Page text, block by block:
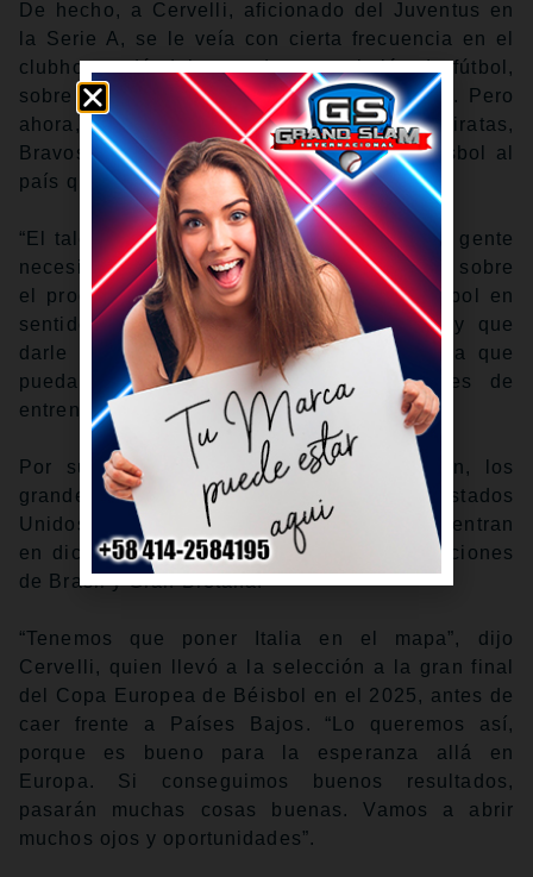
De hecho, a Cervelli, aficionado del Juventus en
la Serie A, se le veía con cierta frecuencia en el
clubhouse dándole patadas a un balón de fútbol,
sobre todo en sus tiempos con los Yankees. Pero
ahora, el exreceptor de los Yankees, Piratas,
Bravos y Marlins quiere transmitir puro béisbol al
país que vuelve a representar en el Clásico.
“El talento es increíble… lo único es que la gente
necesita un poco de amor”, expresó Cervelli sobre
el progreso que ha hecho Italia en el béisbol en
sentido general. “Hay que darle amor, hay que
darle esperanza y hay que darle guía para que
puedan aprender las nuevas modalidades de
entrenar”.
Por supuesto, en el Grupo B en Houston, los
grandes favoritos para avanzar son los Estados
Unidos y México. Además de Italia, se encuentran
en dicha llave en el Daikin Park las selecciones
de Brasil y Gran Bretaña.
“Tenemos que poner Italia en el mapa”, dijo
Cervelli, quien llevó a la selección a la gran final
del Copa Europea de Béisbol en el 2025, antes de
caer frente a Países Bajos. “Lo queremos así,
porque es bueno para la esperanza allá en
Europa. Si conseguimos buenos resultados,
pasarán muchas cosas buenas. Vamos a abrir
muchos ojos y oportunidades”.